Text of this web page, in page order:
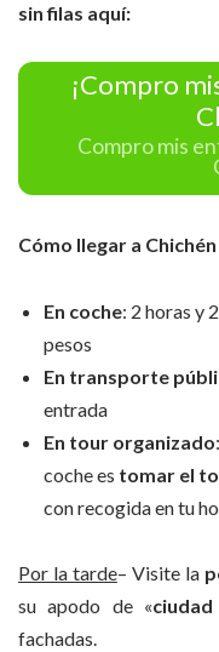
sin filas aquí:
¡Compro
Compro mis
Cómo llegar a
En coche: 2 horas y
pesos
En transporte
entrada
En tour organizado
coche es tomar el
con recogida en tu
Por la tarde– Visite la
su apodo de «
fachadas.